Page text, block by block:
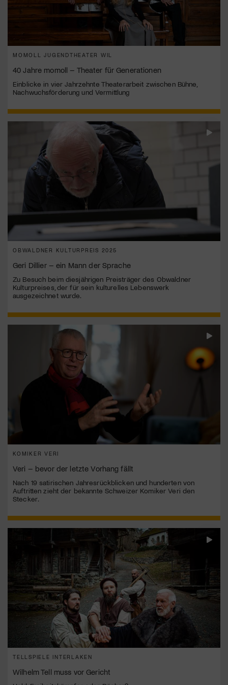
MOMOLL JUGENDTHEATER WIL
40 Jahre momoll – Theater für Generationen
Einblicke in vier Jahrzehnte Theaterarbeit zwischen Bühne,
Nachwuchsförderung und Vermittlung
OBWALDNER KULTURPREIS 2025
Geri Dillier – ein Mann der Sprache
Zu Besuch beim diesjährigen Preisträger des Obwaldner
Kulturpreises, der für sein kulturelles Lebenswerk
ausgezeichnet wurde.
KOMIKER VERI
Veri – bevor der letzte Vorhang fällt
Nach 19 satirischen Jahresrückblicken und hunderten von
Auftritten zieht der bekannte Schweizer Komiker Veri den
Stecker.
TELLSPIELE INTERLAKEN
Wilhelm Tell muss vor Gericht